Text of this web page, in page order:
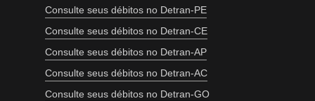
Consulte seus débitos no Detran-PE
Consulte seus débitos no Detran-CE
Consulte seus débitos no Detran-AP
Consulte seus débitos no Detran-AC
Consulte seus débitos no Detran-GO